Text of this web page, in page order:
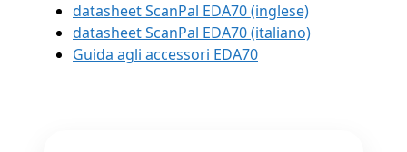
datasheet ScanPal EDA70 (inglese)
datasheet ScanPal EDA70 (italiano)
Guida agli accessori EDA70